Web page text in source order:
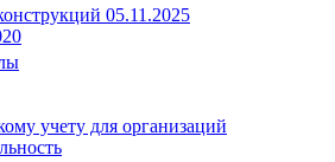
05.11.2025
учету для организаций